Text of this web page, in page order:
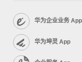
华为企业业务 App
华为坤灵 App